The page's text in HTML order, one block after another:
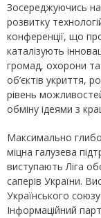
Зосереджуючись
розвитку
конференції, що
каталізують
громад, охорони
об’єктів укриття,
рівень
обміну ідеями з
Максимально
міцна галузева
виступають Ліга
саперів України.
Українського
Інформаційний